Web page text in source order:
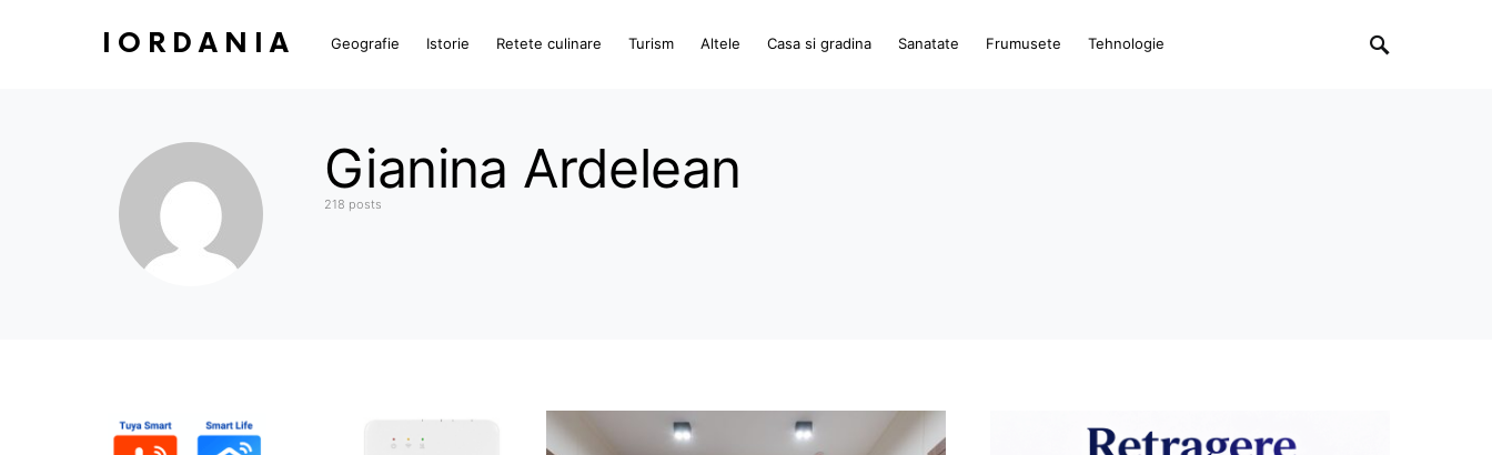
IORDANIA Geografie Istorie Retete culinare Turism Altele Casa si gradina Sanatate Frumusete Tehnologie
Gianina Ardelean
218 posts